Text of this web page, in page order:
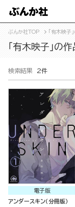
ぶんか社TOP 「有木映子
「有木映子」の
検索結果 2件
電子版
アンダースキン（分冊版）